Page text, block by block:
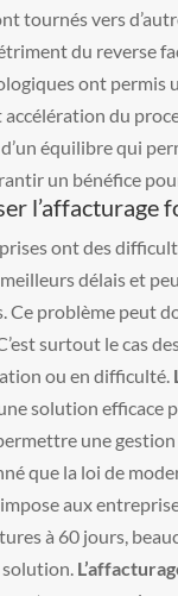
tournés vers
du reverse
ont permis
du
équilibre qui
un bénéfice
l’affacturage
ont des
délais et
Ce problème peut
surtout le cas
ou en difficulté.
solution efficace
une
que la loi de
impose aux
à 60 jours,